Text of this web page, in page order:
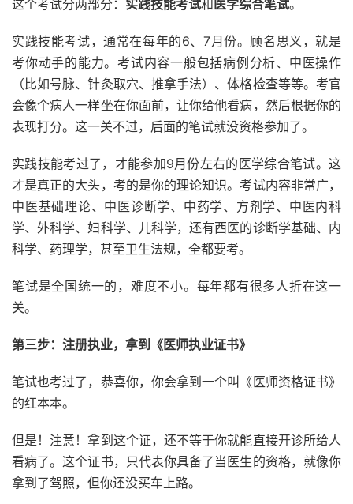
这个考试分两部分： 实践技能考试和 医学综合笔试。
实践技能考试，通常在每年的6、7月份。顾名思义，就是
考你动手的能力。考试内容一般包括病例分析、中医操作
（比如号脉、针灸取穴、推拿手法）、体格检查等等。考官
会像个病人一样坐在你面前，让你给他看病，然后根据你的
表现打分。这一关不过，后面的笔试就没资格参加了。
实践技能考过了，才能参加9月份左右的医学综合笔试。这
才是真正的大头，考的是你的理论知识。考试内容非常广，
中医基础理论、中医诊断学、中药学、方剂学、中医内科
学、外科学、妇科学、儿科学，还有西医的诊断学基础、内
科学、药理学，甚至卫生法规，全都要考。
笔试是全国统一的，难度不小。每年都有很多人折在这一
关。
第三步：注册执业，拿到《医师执业证书》
笔试也考过了，恭喜你，你会拿到一个叫《医师资格证书》
的红本本。
但是！注意！拿到这个证，还不等于你就能直接开诊所给人
看病了。这个证书，只代表你具备了当医生的资格，就像你
拿到了驾照，但你还没买车上路。